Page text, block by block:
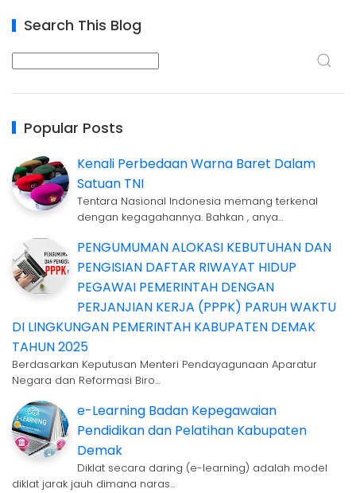
Search This Blog
Popular Posts
Kenali Perbedaan Warna Baret Dalam
Satuan TNI
Tentara Nasional Indonesia memang terkenal
dengan kegagahannya. Bahkan , anya…
PENGUMUMAN ALOKASI KEBUTUHAN DAN
PENGISIAN DAFTAR RIWAYAT HIDUP
PEGAWAI PEMERINTAH DENGAN
PERJANJIAN KERJA (PPPK) PARUH WAKTU
DI LINGKUNGAN PEMERINTAH KABUPATEN DEMAK
TAHUN 2025
Berdasarkan Keputusan Menteri Pendayagunaan Aparatur
Negara dan Reformasi Biro…
e-Learning Badan Kepegawaian
Pendidikan dan Pelatihan Kabupaten
Demak
Diklat secara daring (e-learning) adalah model
diklat jarak jauh dimana naras…